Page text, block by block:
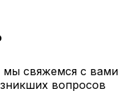
мы свяжемся с вами
вопросов